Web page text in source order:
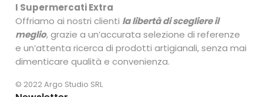
I Supermercati Extra
Offriamo ai nostri clienti la libertà di scegliere il
meglio, grazie a un’accurata selezione di referenze
e un’attenta ricerca di prodotti artigianali, senza mai
dimenticare qualità e convenienza.
© 2022 Argo Studio SRL